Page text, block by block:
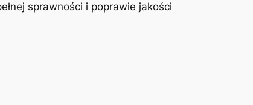
sprawności i poprawie jakości